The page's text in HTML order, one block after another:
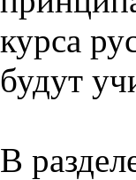
курса
будут
В